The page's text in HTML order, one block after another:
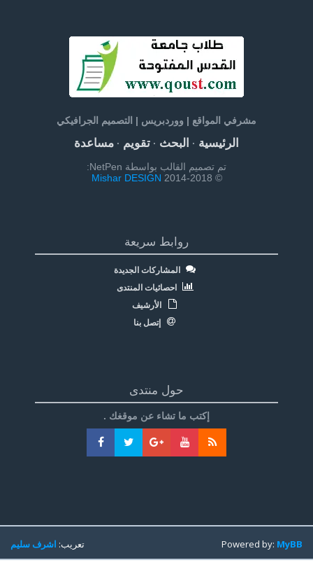
مشرفي المواقع | ووردبريس | التصميم الجرافيكي
الرئيسية· البحث· تقويم· مساعدة
تم تصميم القالب بواسطة NetPen:
© 2014-2018
Mishar DESIGN
روابط سريعة
المشاركات الجديدة
احصائيات المنتدى
الأرشيف
إتصل بنا
حول منتدى
إكتب ما تشاء عن موقغك .
تعريب:اشرف سليم Powered by:MyBB